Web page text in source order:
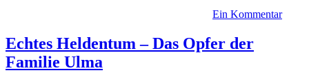
Ein Kommentar
Echtes Heldentum – Das Opfer der
Familie Ulma